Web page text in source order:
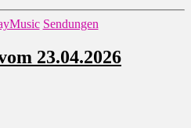
KategorienSendungen
23.04.2026